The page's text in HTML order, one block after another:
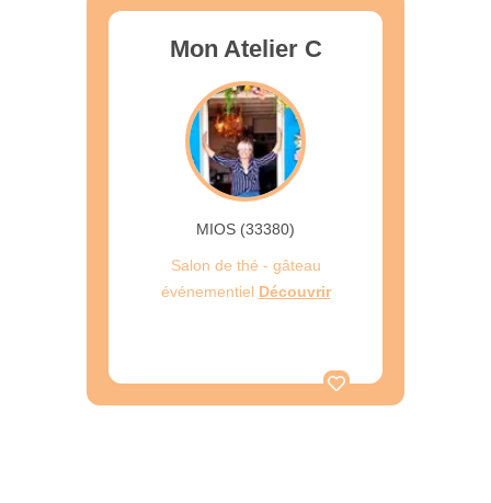
Mon Atelier C
MIOS (33380)
Salon de thé - gâteau
événementiel Découvrir